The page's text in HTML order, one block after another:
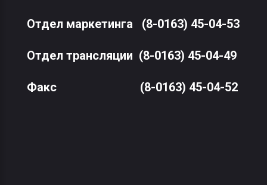
Отдел маркетинга (8-0163) 45-04-53
Отдел трансляции (8-0163) 45-04-49
Факс(8-0163) 45-04-52